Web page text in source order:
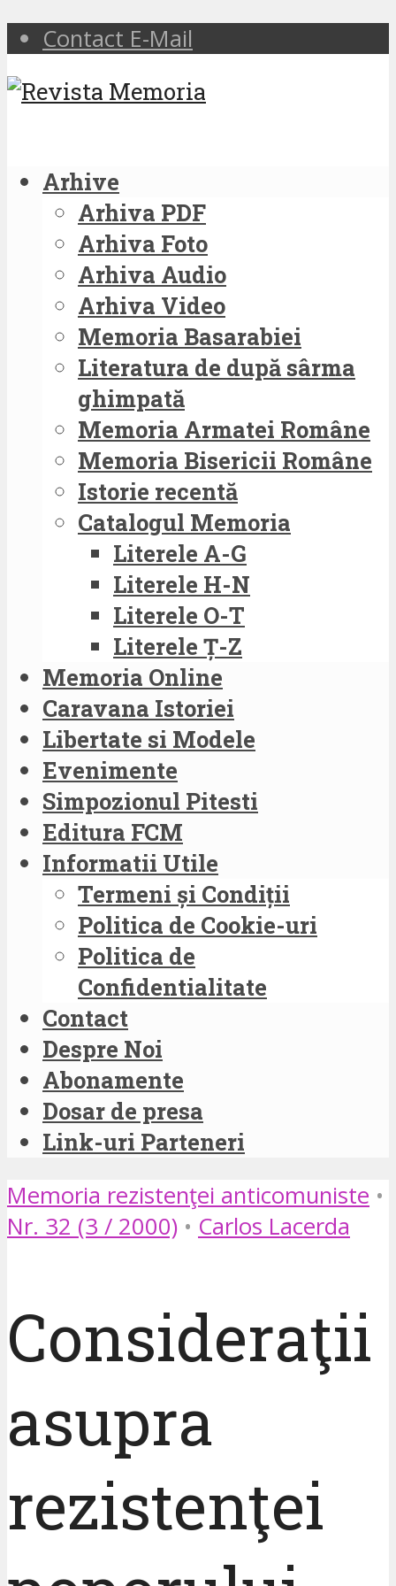
Contact E-Mail
Arhive
Arhiva PDF
Arhiva Foto
Arhiva Audio
Arhiva Video
Memoria Basarabiei
Literatura de după sârma
ghimpată
Memoria Armatei Române
Memoria Bisericii Române
Istorie recentă
Catalogul Memoria
Literele A-G
Literele H-N
Literele O-T
Literele Ț-Z
Memoria Online
Caravana Istoriei
Libertate si Modele
Evenimente
Simpozionul Pitesti
Editura FCM
Informatii Utile
Termeni și Condiții
Politica de Cookie-uri
Politica de
Confidentialitate
Contact
Despre Noi
Abonamente
Dosar de presa
Link-uri Parteneri
Memoria rezistenţei anticomuniste •
Nr. 32 (3 / 2000) • Carlos Lacerda
Consideraţii
asupra
rezistenţei